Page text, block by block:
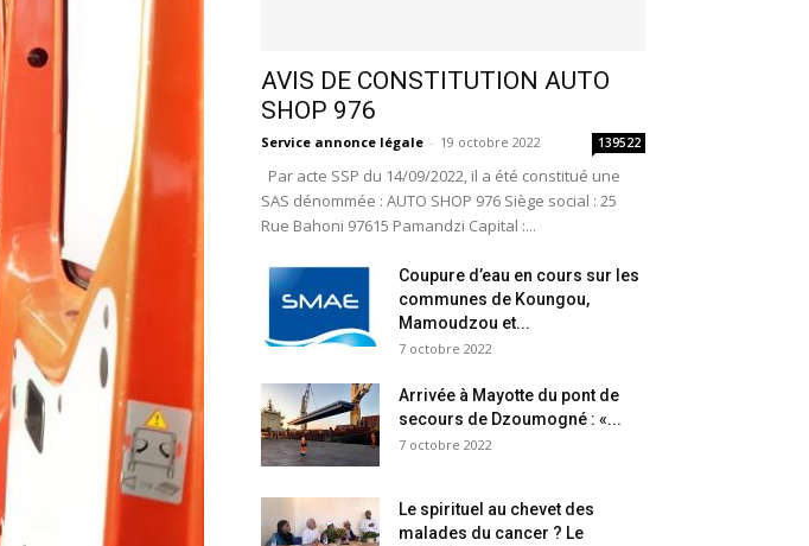
AVIS DE CONSTITUTION AUTO
SHOP 976
Service annonce légale - 19 octobre 2022 139522
Par acte SSP du 14/09/2022, il a été constitué une
SAS dénommée : AUTO SHOP 976 Siège social : 25
Rue Bahoni 97615 Pamandzi Capital :...
Coupure d’eau en cours sur les
communes de Koungou,
Mamoudzou et...
7 octobre 2022
Arrivée à Mayotte du pont de
secours de Dzoumogné : «...
7 octobre 2022
Le spirituel au chevet des
malades du cancer ? Le